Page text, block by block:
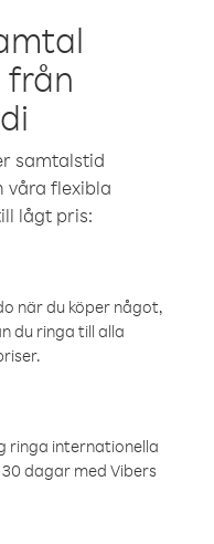
från
samtalstid
våra flexibla
lågt pris:
när du köper något,
du ringa till alla
ringa internationella
dagar med Vibers